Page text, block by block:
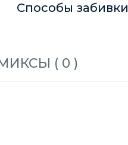
Способы забивки
( 0 )